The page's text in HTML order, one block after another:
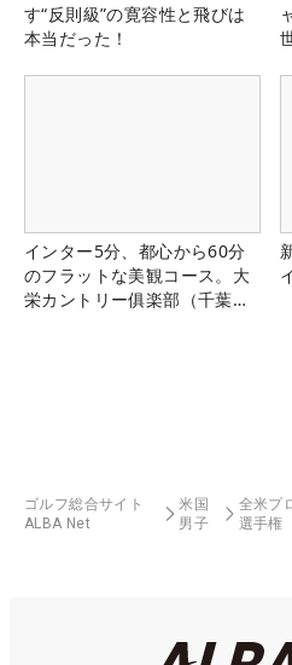
す“反則級”の寛容性と飛びは
本当だった！
インター5分、都心から60分
のフラットな美観コース。大
栄カントリー俱楽部（千葉
ゴルフ総合サイト
ALBA Net
米国
男子
全米プ
選手権